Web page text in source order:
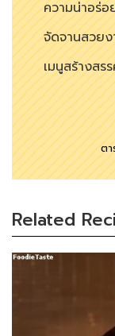
ความน่าอร่อ
จัดจานสวย
เมนูสร้างสร
ต
Related